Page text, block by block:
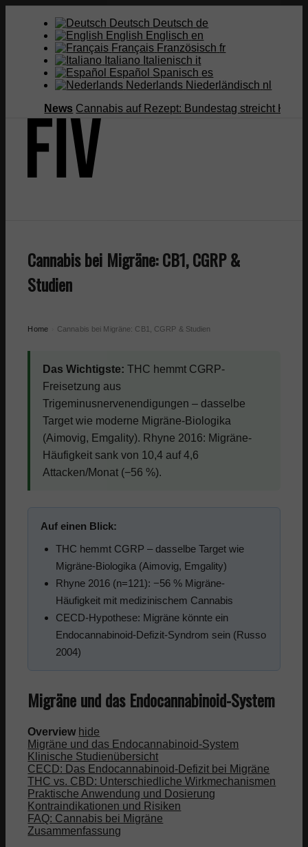
Deutsch Deutsch de
English Englisch en
Français Französisch fr
Italiano Italienisch it
Español Spanisch es
Nederlands Niederländisch nl
News Cannabis auf Rezept: Bundestag streicht
Menü Menü
Cannabis bei Migräne: CB1, CGRP &
Studien
Home Cannabis bei Migräne: CB1, CGRP & Studien
Das Wichtigste: THC hemmt CGRP-
Freisetzung aus
Trigeminusnervenendigungen – dasselbe
Target wie moderne Migräne-Biologika
(Aimovig, Emgality). Rhyne 2016: Migräne-
Häufigkeit sank von 10,4 auf 4,6
Attacken/Monat (−56 %).
Auf einen Blick:
THC hemmt CGRP – dasselbe Target wie
Migräne-Biologika (Aimovig, Emgality)
Rhyne 2016 (n=121): −56 % Migräne-
Häufigkeit mit medizinischem Cannabis
CECD-Hypothese: Migräne könnte ein
Endocannabinoid-Defizit-Syndrom sein (Russo
2004)
Migräne und das Endocannabinoid-System
Overview hide
Migräne und das Endocannabinoid-System
Klinische Studienübersicht
CECD: Das Endocannabinoid-Defizit bei Migräne
THC vs. CBD: Unterschiedliche Wirkmechanismen
Praktische Anwendung und Dosierung
Kontraindikationen und Risiken
FAQ: Cannabis bei Migräne
Zusammenfassung